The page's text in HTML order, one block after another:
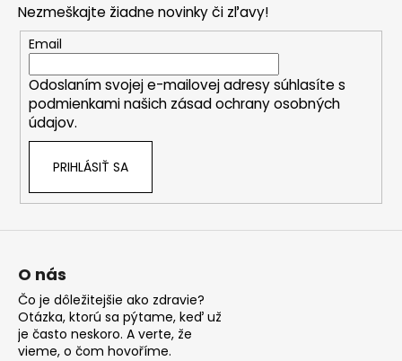
a
c
i
e
p
r
ý
p
u
Nezmeškajte žiadne novinky či zľavy!
Email
Odoslaním svojej e-mailovej adresy súhlasíte s
podmienkami našich zásad ochrany osobných
údajov.
PRIHLÁSIŤ SA
O nás
Čo je dôležitejšie ako zdravie?
Otázka, ktorú sa pýtame, keď už
je často neskoro. A verte, že
vieme, o čom hovoříme.